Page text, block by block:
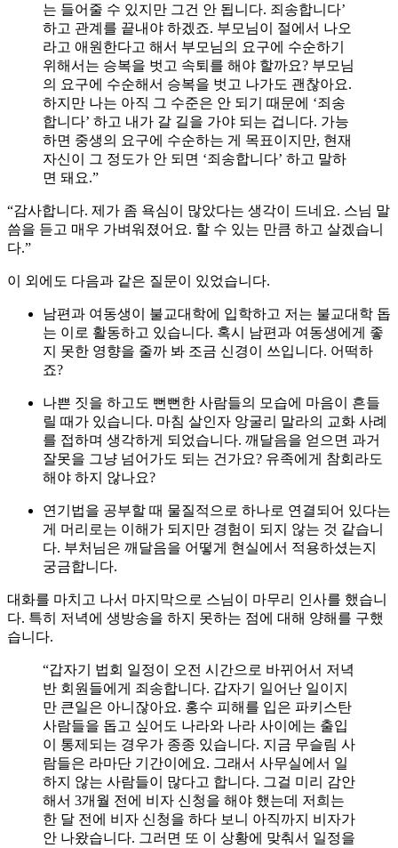
는 들어줄 수 있지만 그건 안 됩니다. 죄송합니다’
하고 관계를 끝내야 하겠죠. 부모님이 절에서 나오
라고 애원한다고 해서 부모님의 요구에 수순하기
위해서는 승복을 벗고 속퇴를 해야 할까요? 부모님
의 요구에 수순해서 승복을 벗고 나가도 괜찮아요.
하지만 나는 아직 그 수준은 안 되기 때문에 ‘죄송
합니다’ 하고 내가 갈 길을 가야 되는 겁니다. 가능
하면 중생의 요구에 수순하는 게 목표이지만, 현재
자신이 그 정도가 안 되면 ‘죄송합니다’ 하고 말하
면 돼요.”
“감사합니다. 제가 좀 욕심이 많았다는 생각이 드네요. 스님 말
씀을 듣고 매우 가벼워졌어요. 할 수 있는 만큼 하고 살겠습니
다.”
이 외에도 다음과 같은 질문이 있었습니다.
남편과 여동생이 불교대학에 입학하고 저는 불교대학 돕
는 이로 활동하고 있습니다. 혹시 남편과 여동생에게 좋
지 못한 영향을 줄까 봐 조금 신경이 쓰입니다. 어떡하
죠?
나쁜 짓을 하고도 뻔뻔한 사람들의 모습에 마음이 흔들
릴 때가 있습니다. 마침 살인자 앙굴리 말라의 교화 사례
를 접하며 생각하게 되었습니다. 깨달음을 얻으면 과거
잘못을 그냥 넘어가도 되는 건가요? 유족에게 참회라도
해야 하지 않나요?
연기법을 공부할 때 물질적으로 하나로 연결되어 있다는
게 머리로는 이해가 되지만 경험이 되지 않는 것 같습니
다. 부처님은 깨달음을 어떻게 현실에서 적용하셨는지
궁금합니다.
대화를 마치고 나서 마지막으로 스님이 마무리 인사를 했습니
다. 특히 저녁에 생방송을 하지 못하는 점에 대해 양해를 구했
습니다.
“갑자기 법회 일정이 오전 시간으로 바뀌어서 저녁
반 회원들에게 죄송합니다. 갑자기 일어난 일이지
만 큰일은 아니잖아요. 홍수 피해를 입은 파키스탄
사람들을 돕고 싶어도 나라와 나라 사이에는 출입
이 통제되는 경우가 종종 있습니다. 지금 무슬림 사
람들은 라마단 기간이에요. 그래서 사무실에서 일
하지 않는 사람들이 많다고 합니다. 그걸 미리 감안
해서 3개월 전에 비자 신청을 해야 했는데 저희는
한 달 전에 비자 신청을 하다 보니 아직까지 비자가
안 나왔습니다. 그러면 또 이 상황에 맞춰서 일정을